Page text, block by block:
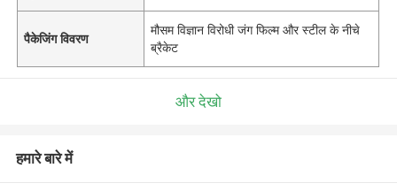
पैकेजिंग विवरण
मौसम विज्ञान विरोधी जंग फिल्म और स्टील के नीचे
ब्रैकेट
और देखो
हमारे बारे में